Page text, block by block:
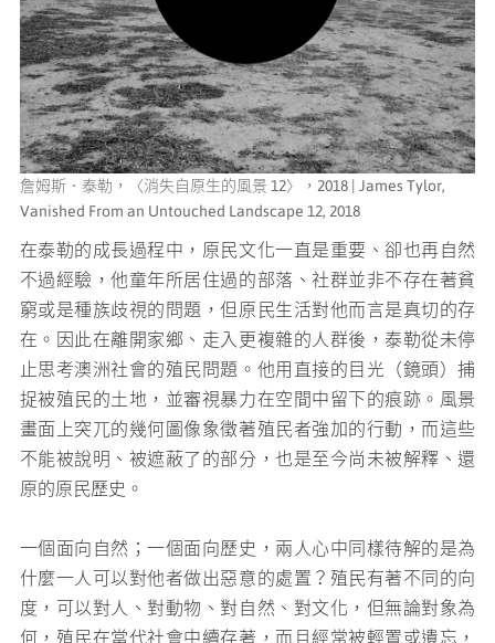
詹姆斯．泰勒，〈消失自原生的風景 12〉，2018 | James Tylor,
Vanished From an Untouched Landscape 12, 2018
在泰勒的成長過程中，原民文化一直是重要、卻也再自然
不過經驗，他童年所居住過的部落、社群並非不存在著貧
窮或是種族歧視的問題，但原民生活對他而言是真切的存
在。因此在離開家鄉、走入更複雜的人群後，泰勒從未停
止思考澳洲社會的殖民問題。他用直接的目光（鏡頭）捕
捉被殖民的土地，並審視暴力在空間中留下的痕跡。風景
畫面上突兀的幾何圖像象徵著殖民者強加的行動，而這些
不能被說明、被遮蔽了的部分，也是至今尚未被解釋、還
原的原民歷史。
一個面向自然；一個面向歷史，兩人心中同樣待解的是為
什麼一人可以對他者做出惡意的處置？殖民有著不同的向
度，可以對人、對動物、對自然、對文化，但無論對象為
何，殖民在當代社會中續存著，而且經常被輕置或遺忘，